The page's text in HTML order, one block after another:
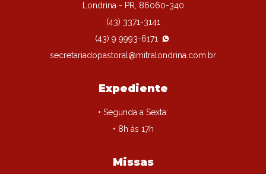
Londrina - PR, 86060-340
(43) 3371-3141
(43) 9 9993-6171
secretariadopastoral@mitralondrina.com.br
Expediente
• Segunda a Sexta:
• 8h às 17h
Missas